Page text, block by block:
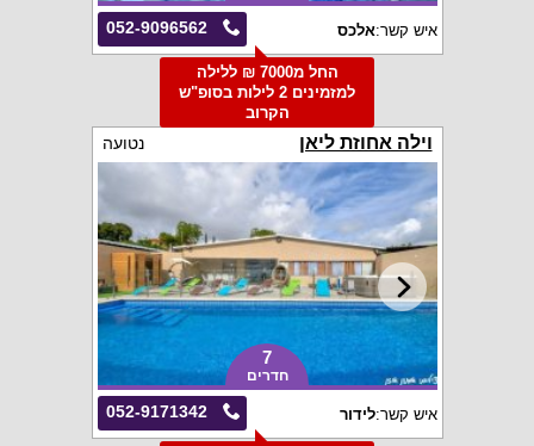
052-9096562 איש קשר:אלכס
החל מ7000 ₪ ללילה
למזמינים 2 לילות בסופ"ש
הקרוב
וילה אחוזת ליאן נטועה
7
חדרים
052-9171342 איש קשר:לידור